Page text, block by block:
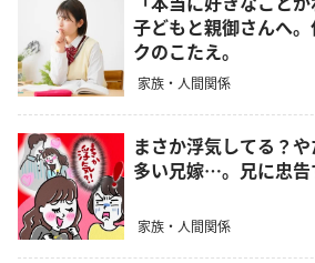
子どもと親御さんへ
クのこたえ。
家族・人間関係
まさか浮気してる？
多い兄嫁…。兄に忠告
家族・人間関係